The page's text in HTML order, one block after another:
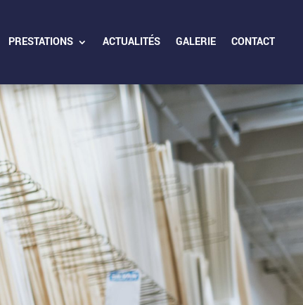
PRESTATIONS ACTUALITÉS GALERIE CONTACT